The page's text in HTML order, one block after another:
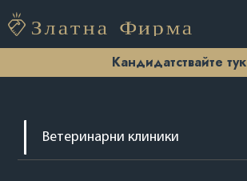
Кандидатствайте тук